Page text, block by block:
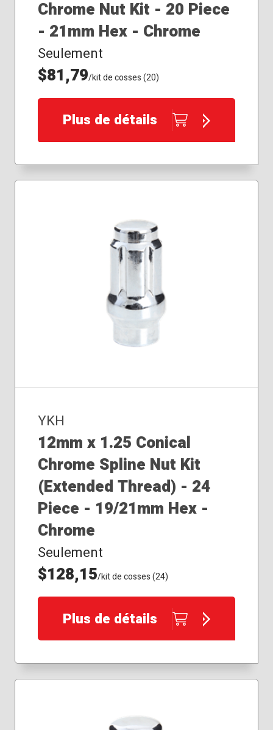
Chrome Nut Kit - 20 Piece
- 21mm Hex - Chrome
Seulement
$81,79/kit de cosses (20)
Plus de détails
YKH
12mm x 1.25 Conical
Chrome Spline Nut Kit
(Extended Thread) - 24
Piece - 19/21mm Hex -
Chrome
Seulement
$128,15/kit de cosses (24)
Plus de détails